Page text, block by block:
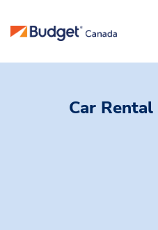
Car Rental